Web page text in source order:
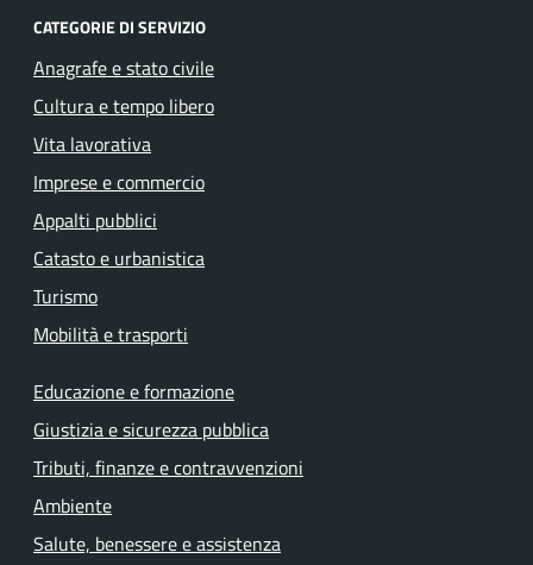
CATEGORIE DI SERVIZIO
Anagrafe e stato civile
Cultura e tempo libero
Vita lavorativa
Imprese e commercio
Appalti pubblici
Catasto e urbanistica
Turismo
Mobilità e trasporti
Educazione e formazione
Giustizia e sicurezza pubblica
Tributi, finanze e contravvenzioni
Ambiente
Salute, benessere e assistenza